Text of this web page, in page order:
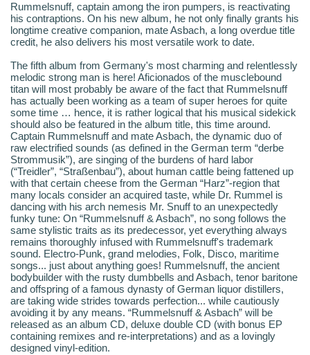
Rummelsnuff, captain among the iron pumpers, is reactivating
his contraptions. On his new album, he not only finally grants his
longtime creative companion, mate Asbach, a long overdue title
credit, he also delivers his most versatile work to date.
The fifth album from Germany's most charming and relentlessly
melodic strong man is here! Aficionados of the musclebound
titan will most probably be aware of the fact that Rummelsnuff
has actually been working as a team of super heroes for quite
some time … hence, it is rather logical that his musical sidekick
should also be featured in the album title, this time around.
Captain Rummelsnuff and mate Asbach, the dynamic duo of
raw electrified sounds (as defined in the German term “derbe
Strommusik”), are singing of the burdens of hard labor
(“Treidler”, “Straßenbau”), about human cattle being fattened up
with that certain cheese from the German “Harz”-region that
many locals consider an acquired taste, while Dr. Rummel is
dancing with his arch nemesis Mr. Snuff to an unexpectedly
funky tune: On “Rummelsnuff & Asbach”, no song follows the
same stylistic traits as its predecessor, yet everything always
remains thoroughly infused with Rummelsnuff's trademark
sound. Electro-Punk, grand melodies, Folk, Disco, maritime
songs... just about anything goes! Rummelsnuff, the ancient
bodybuilder with the rusty dumbbells and Asbach, tenor baritone
and offspring of a famous dynasty of German liquor distillers,
are taking wide strides towards perfection... while cautiously
avoiding it by any means. “Rummelsnuff & Asbach” will be
released as an album CD, deluxe double CD (with bonus EP
containing remixes and re-interpretations) and as a lovingly
designed vinyl-edition.